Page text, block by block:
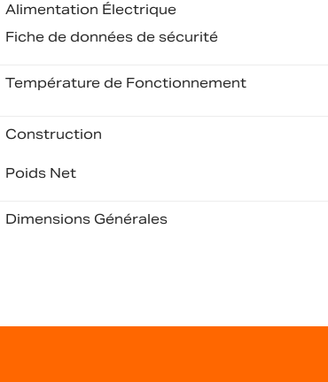
Alimentation Électrique
Fiche de données de sécurité
Température de Fonctionnement
Construction
Poids Net
Dimensions Générales